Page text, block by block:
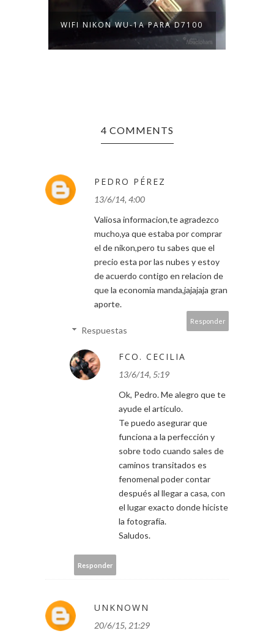
WIFI NIKON WU-1A PARA D7100
4 COMMENTS
PEDRO PÉREZ
13/6/14, 4:00
Valiosa informacion,te agradezco
mucho,ya que estaba por comprar
el de nikon,pero tu sabes que el
precio esta por las nubes y estoy
de acuerdo contigo en relacion de
que la economia manda,jajajaja gran
aporte.
Responder
Respuestas
FCO. CECILIA
13/6/14, 5:19
Ok, Pedro. Me alegro que te
ayude el artículo.
Te puedo asegurar que
funciona a la perfección y
sobre todo cuando sales de
caminos transitados es
fenomenal poder contar
después al llegar a casa, con
el lugar exacto donde hiciste
la fotografía.
Saludos.
Responder
UNKNOWN
20/6/15, 21:29